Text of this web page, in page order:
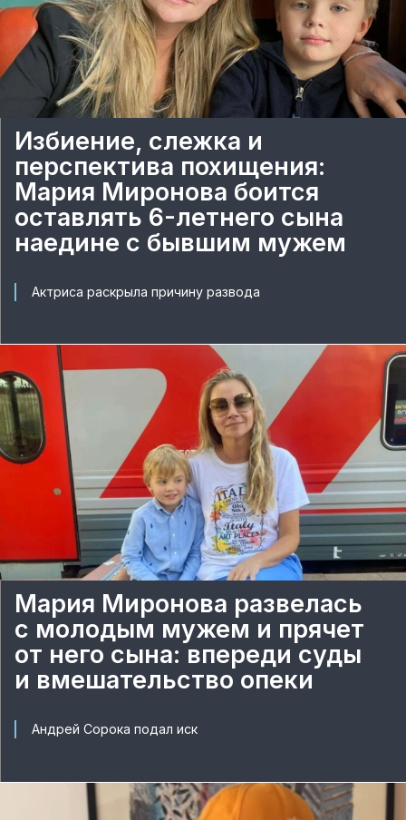
Избиение, слежка и
перспектива похищения:
Мария Миронова боится
оставлять 6-летнего сына
наедине с бывшим мужем
Актриса раскрыла причину развода
Мария Миронова развелась
с молодым мужем и прячет
от него сына: впереди суды
и вмешательство опеки
Андрей Сорока подал иск